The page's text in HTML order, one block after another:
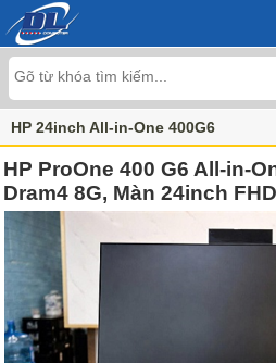
HP 24inch All-in-One 400G6
HP ProOne 400 G6 All-in-
Dram4 8G, Màn 24inch